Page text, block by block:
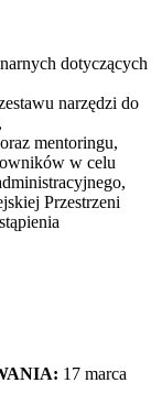
dotyczących
narzędzi do
mentoringu,
w celu
Przestrzeni
17 marca